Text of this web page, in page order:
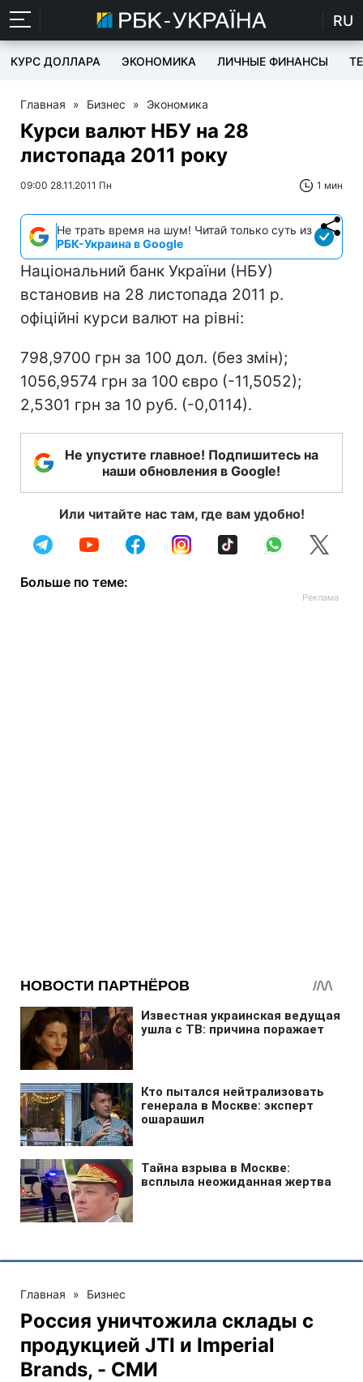
RU
КУРС ДОЛЛАРА ЭКОНОМИКА ЛИЧНЫЕ ФИНАНСЫ
Главная » Бизнес » Экономика
Курси валют НБУ на 28
листопада 2011 року
09:00 28.11.2011 Пн 1 мин
Не трать время на шум! Читай только суть из
РБК-Украина в Google
Національний банк України (НБУ)
встановив на 28 листопада 2011 р.
офіційні курси валют на рівні:
798,9700 грн за 100 дол. (без змін);
1056,9574 грн за 100 євро (-11,5052);
2,5301 грн за 10 руб. (-0,0114).
Не упустите главное! Подпишитесь на
наши обновления в Google!
Или читайте нас там, где вам удобно!
Больше по теме:
Главная » Бизнес
Россия уничтожила склады с
продукцией JTI и Imperial
Brands, - СМИ